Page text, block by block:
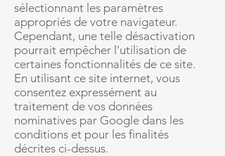
sélectionnant les paramètres
appropriés de votre navigateur.
Cependant, une telle désactivation
pourrait empêcher l'utilisation de
certaines fonctionnalités de ce site.
En utilisant ce site internet, vous
consentez expressément au
traitement de vos données
nominatives par Google dans les
conditions et pour les finalités
décrites ci-dessus.